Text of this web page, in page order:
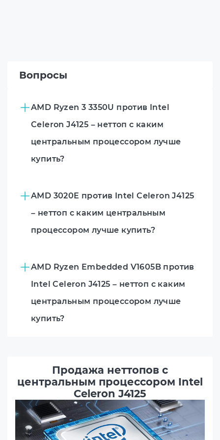
Вопросы
AMD Ryzen 3 3350U против Intel
Celeron J4125 – неттоп с каким
центральным процессором лучше
купить?
AMD 3020E против Intel Celeron J4125
– неттоп с каким центральным
процессором лучше купить?
AMD Ryzen Embedded V1605B против
Intel Celeron J4125 – неттоп с каким
центральным процессором лучше
купить?
Продажа неттопов с
центральным процессором Intel
Celeron J4125